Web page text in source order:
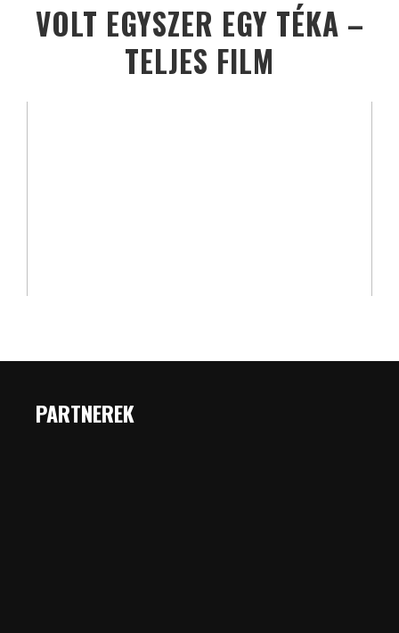
VOLT EGYSZER EGY TÉKA –
TELJES FILM
PARTNEREK